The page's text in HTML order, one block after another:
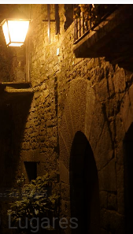
de Aragón
Lugares